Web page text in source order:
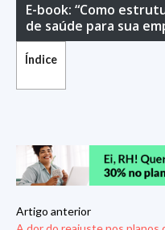
E-book: “Como
de saúde para sua
Índice
Artigo anterior